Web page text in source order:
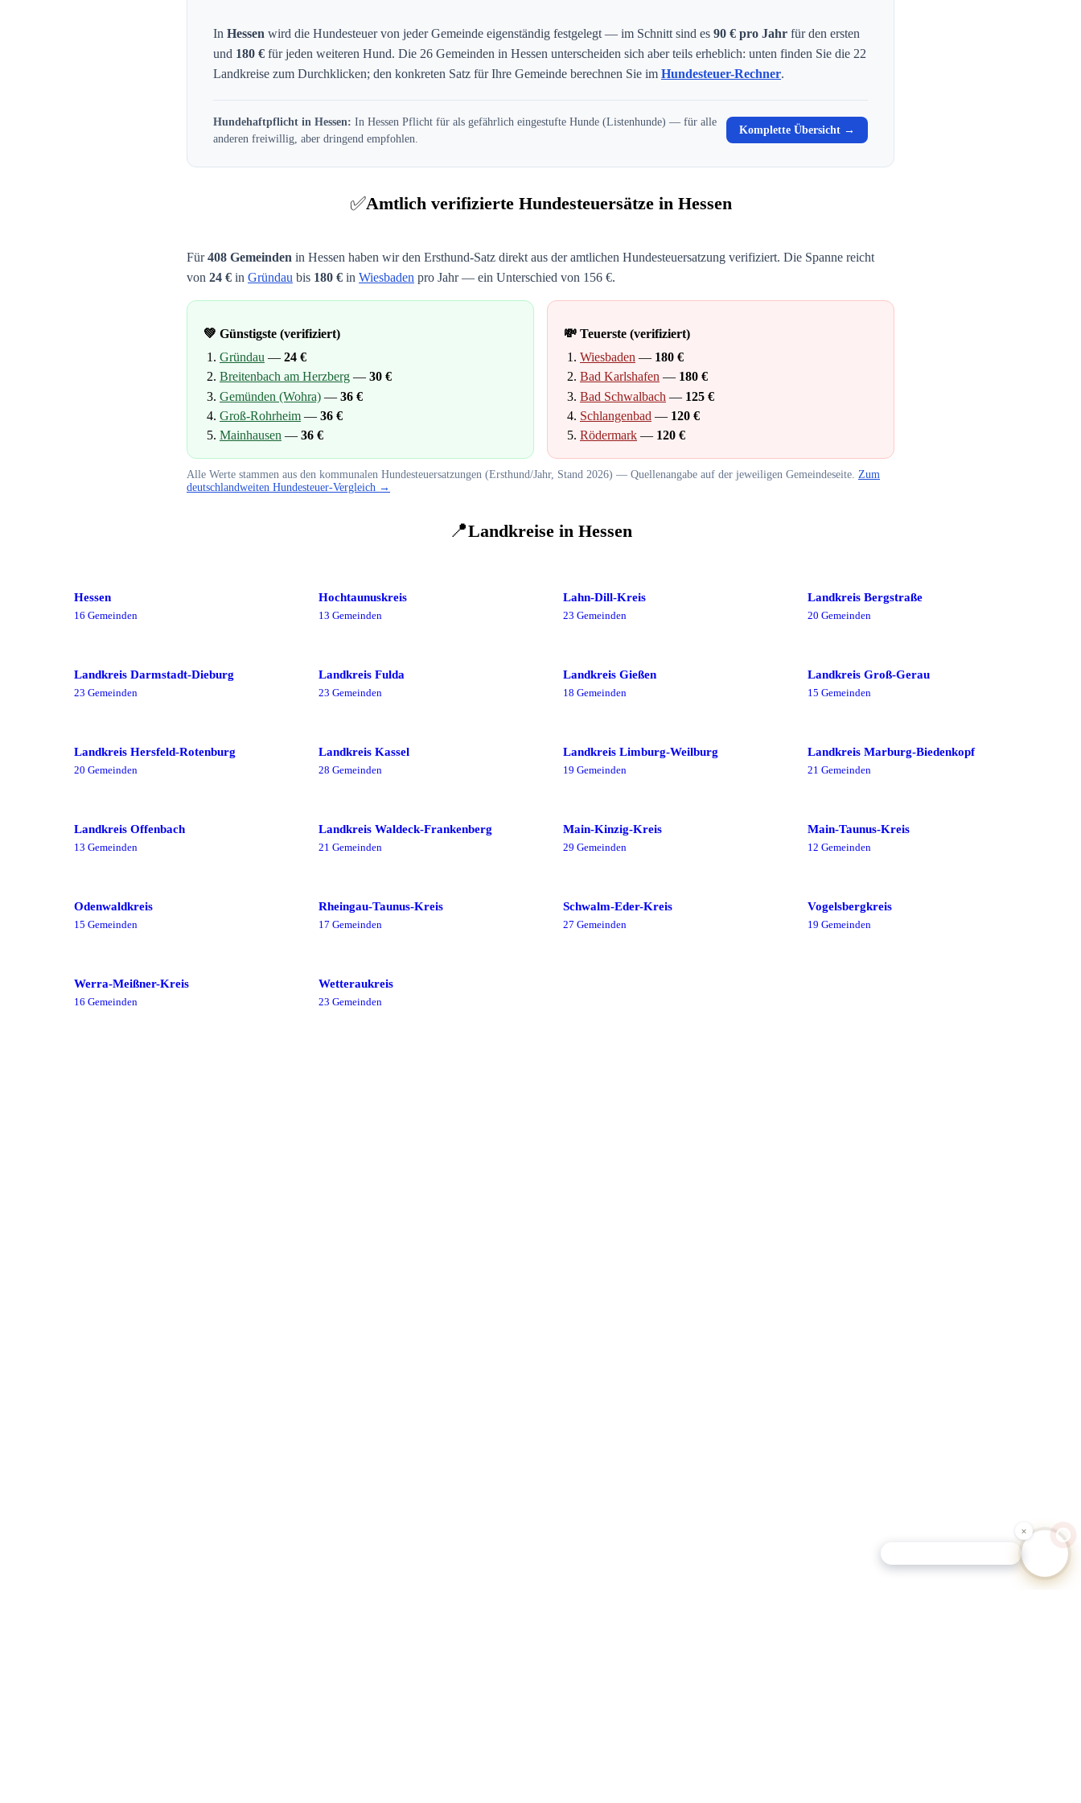
In Hessen wird die Hundesteuer von jeder Gemeinde eigenständig festgelegt — im Schnitt sind es 90 € pro Jahr für den ersten
und 180 € für jeden weiteren Hund. Die 26 Gemeinden in Hessen unterscheiden sich aber teils erheblich: unten finden Sie die 22
Landkreise zum Durchklicken; den konkreten Satz für Ihre Gemeinde berechnen Sie im Hundesteuer-Rechner.
Hundehaftpflicht in Hessen: In Hessen Pflicht für als gefährlich eingestufte Hunde (Listenhunde) — für alle
anderen freiwillig, aber dringend empfohlen.
Komplette Übersicht →
✅Amtlich verifizierte Hundesteuersätze in Hessen
Für408 Gemeinden in Hessen haben wir den Ersthund-Satz direkt aus der amtlichen Hundesteuersatzung verifiziert. Die Spanne reicht
von 24 € in Gründau bis 180 € in Wiesbaden pro Jahr — ein Unterschied von 156 €.
💚 Günstigste (verifiziert)
Gründau — 24 €
Breitenbach am Herzberg — 30 €
Gemünden (Wohra) — 36 €
Groß-Rohrheim — 36 €
Mainhausen — 36 €
💸 Teuerste (verifiziert)
Wiesbaden — 180 €
Bad Karlshafen — 180 €
Bad Schwalbach — 125 €
Schlangenbad — 120 €
Rödermark — 120 €
Alle Werte stammen aus den kommunalen Hundesteuersatzungen (Ersthund/Jahr, Stand 2026) — Quellenangabe auf der jeweiligen Gemeindeseite. Zum
deutschlandweiten Hundesteuer-Vergleich →
📍Landkreise in Hessen
Hessen
16 Gemeinden
Hochtaunuskreis
13 Gemeinden
Lahn-Dill-Kreis
23 Gemeinden
Landkreis Bergstraße
20 Gemeinden
Landkreis Darmstadt-Dieburg
23 Gemeinden
Landkreis Fulda
23 Gemeinden
Landkreis Gießen
18 Gemeinden
Landkreis Groß-Gerau
15 Gemeinden
Landkreis Hersfeld-Rotenburg
20 Gemeinden
Landkreis Kassel
28 Gemeinden
Landkreis Limburg-Weilburg
19 Gemeinden
Landkreis Marburg-Biedenkopf
21 Gemeinden
Landkreis Offenbach
13 Gemeinden
Landkreis Waldeck-Frankenberg
21 Gemeinden
Main-Kinzig-Kreis
29 Gemeinden
Main-Taunus-Kreis
12 Gemeinden
Odenwaldkreis
15 Gemeinden
Rheingau-Taunus-Kreis
17 Gemeinden
Schwalm-Eder-Kreis
27 Gemeinden
Vogelsbergkreis
19 Gemeinden
Werra-Meißner-Kreis
16 Gemeinden
Wetteraukreis
23 Gemeinden